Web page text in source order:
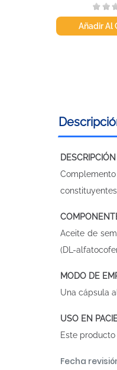
Añadir Al
DESCRIPCIÓN
Aceite de
(DL-
MODO DE
Una cápsula
USO EN
Este
Fecha